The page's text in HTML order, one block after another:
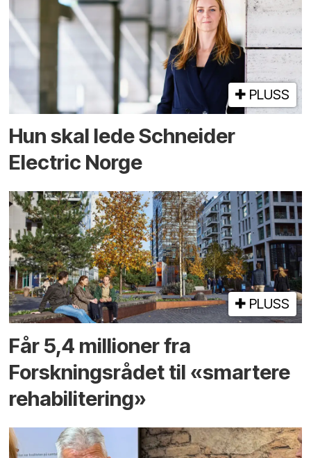
PLUSS
Hun skal lede Schneider
Electric Norge
PLUSS
Får 5,4 millioner fra
Forskningsrådet til «smartere
rehabilitering»